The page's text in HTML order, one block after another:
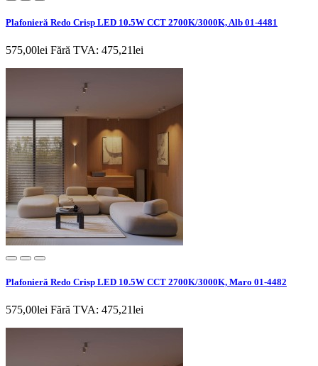
Plafonieră Redo Crisp LED 10.5W CCT 2700K/3000K, Alb 01-4481
575,00lei Fără TVA: 475,21lei
Plafonieră Redo Crisp LED 10.5W CCT 2700K/3000K, Maro 01-4482
575,00lei Fără TVA: 475,21lei